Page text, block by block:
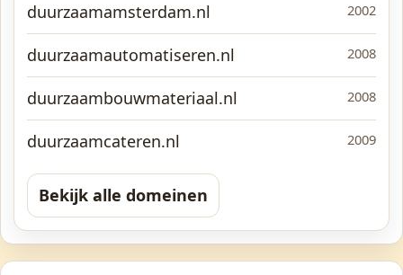
duurzaamamsterdam.nl 2002
duurzaamautomatiseren.nl 2008
duurzaambouwmateriaal.nl 2008
duurzaamcateren.nl 2009
Bekijk alle domeinen